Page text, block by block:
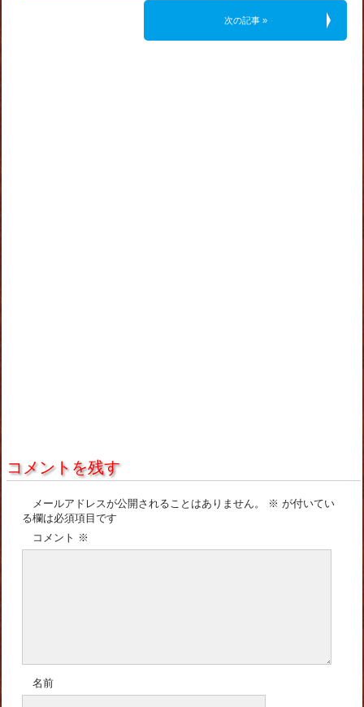
次の記事 »
コメントを残す
メールアドレスが公開されることはありません。 ※ が付いてい
る欄は必須項目です
コメント ※
名前